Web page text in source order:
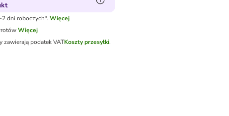
dni roboczych*. Więcej
Więcej
zawierają podatek VATKoszty przesyłki.